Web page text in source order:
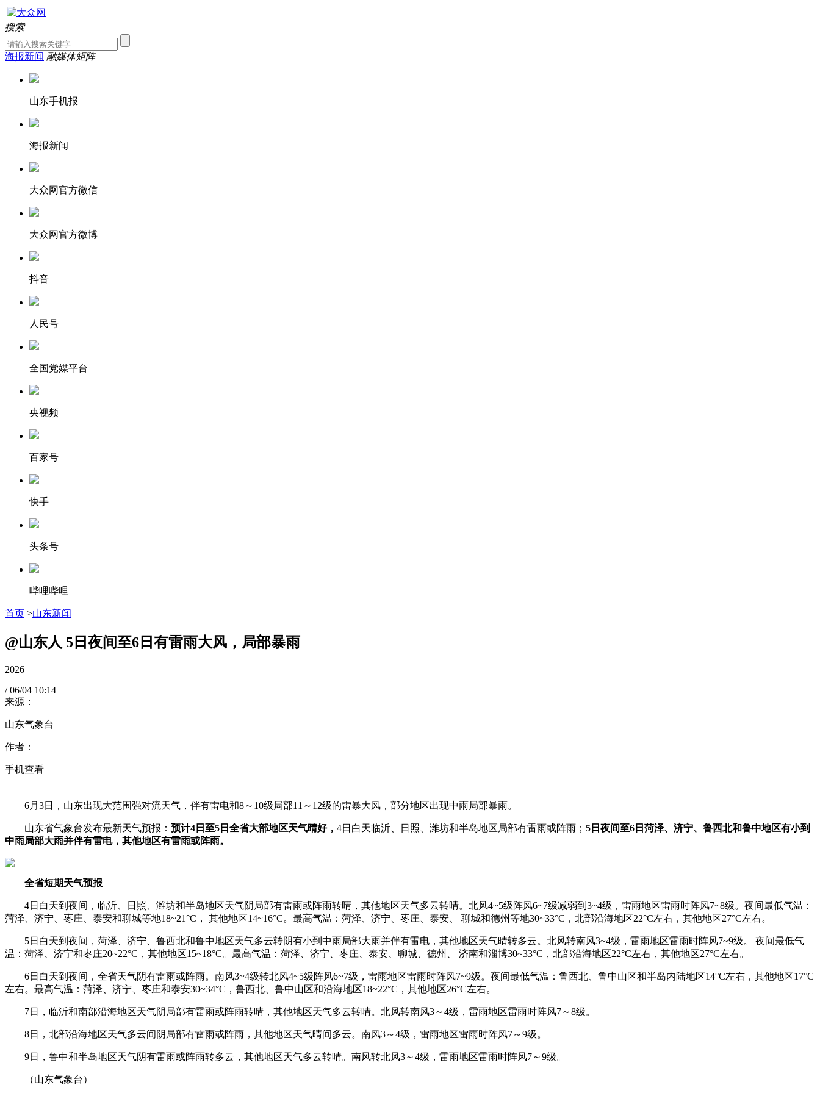
搜索
海报新闻 融媒体矩阵
山东手机报
海报新闻
大众网官方微信
大众网官方微博
抖音
人民号
全国党媒平台
央视频
百家号
快手
头条号
哔哩哔哩
首页 >山东新闻
@山东人 5日夜间至6日有雷雨大风，局部暴雨
2026
/ 06/04 10:14
来源：
山东气象台
作者：
手机查看
6月3日，山东出现大范围强对流天气，伴有雷电和8～10级局部11～12级的雷暴大风，部分地区出现中雨局部暴雨。
山东省气象台发布最新天气预报： 预计4日至5日全省大部地区天气晴好， 4日白天临沂、日照、潍坊和半岛地区局部有雷雨或阵雨； 5日夜间至6日菏泽、济宁、鲁西北和鲁中地区有小到
中雨局部大雨并伴有雷电，其他地区有雷雨或阵雨。
全省短期天气预报
4日白天到夜间，临沂、日照、潍坊和半岛地区天气阴局部有雷雨或阵雨转晴，其他地区天气多云转晴。北风4~5级阵风6~7级减弱到3~4级，雷雨地区雷雨时阵风7~8级。夜间最低气温：
菏泽、济宁、枣庄、泰安和聊城等地18~21°C， 其他地区14~16°C。最高气温：菏泽、济宁、枣庄、泰安、 聊城和德州等地30~33°C，北部沿海地区22°C左右，其他地区27°C左右。
5日白天到夜间，菏泽、济宁、鲁西北和鲁中地区天气多云转阴有小到中雨局部大雨并伴有雷电，其他地区天气晴转多云。北风转南风3~4级，雷雨地区雷雨时阵风7~9级。 夜间最低气
温：菏泽、济宁和枣庄20~22°C，其他地区15~18°C。最高气温：菏泽、济宁、枣庄、泰安、聊城、德州、 济南和淄博30~33°C，北部沿海地区22°C左右，其他地区27°C左右。
6日白天到夜间，全省天气阴有雷雨或阵雨。南风3~4级转北风4~5级阵风6~7级，雷雨地区雷雨时阵风7~9级。夜间最低气温：鲁西北、鲁中山区和半岛内陆地区14°C左右，其他地区17°C
左右。最高气温：菏泽、济宁、枣庄和泰安30~34°C，鲁西北、鲁中山区和沿海地区18~22°C，其他地区26°C左右。
7日，临沂和南部沿海地区天气阴局部有雷雨或阵雨转晴，其他地区天气多云转晴。北风转南风3～4级，雷雨地区雷雨时阵风7～8级。
8日，北部沿海地区天气多云间阴局部有雷雨或阵雨，其他地区天气晴间多云。南风3～4级，雷雨地区雷雨时阵风7～9级。
9日，鲁中和半岛地区天气阴有雷雨或阵雨转多云，其他地区天气多云转晴。南风转北风3～4级，雷雨地区雷雨时阵风7～9级。
（山东气象台）